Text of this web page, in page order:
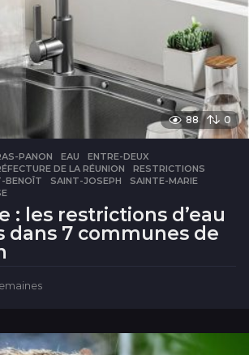
88 0
PANON ,EAU ,ENTRE-DEUX
DE LA RÉUNION ,RESTRICTIONS
BENOÎT ,SAINT-JOSEPH ,SAINTE-MARIE
: les restrictions d’eau
dans 7 communes de
m
a